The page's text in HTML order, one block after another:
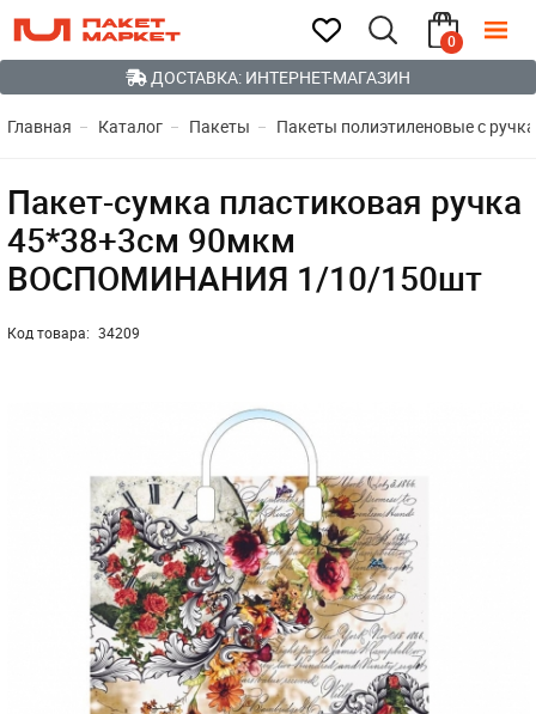
0
ДОСТАВКА: ИНТЕРНЕТ-МАГАЗИН
Главная Каталог Пакеты Пакеты полиэтиленовые с
Пакет-сумка пластиковая ручка
45*38+3см 90мкм
ВОСПОМИНАНИЯ 1/10/150шт
Код товара: 34209